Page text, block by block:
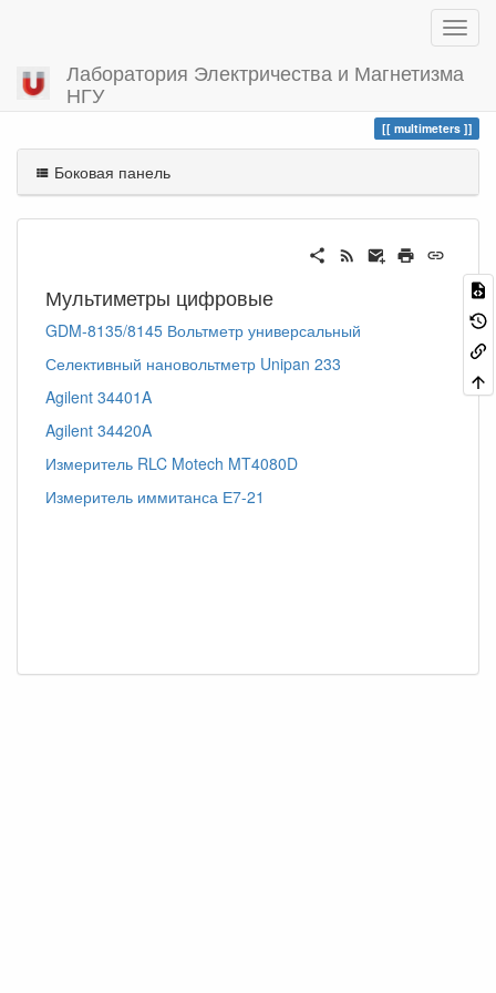
Лаборатория Электричества и Магнетизма
НГУ
Вы посетили
multimeters
Боковая панель
Мультиметры цифровые
GDM-8135/8145 Вольтметр универсальный
Селективный нановольтметр Unipan 233
Agilent 34401A
Agilent 34420A
Измеритель RLC Motech MT4080D
Измеритель иммитанса Е7-21